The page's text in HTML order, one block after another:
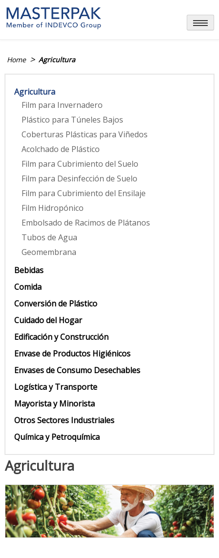
Skip
to
content
Home > Agricultura
Agricultura
Film para Invernadero
Plástico para Túneles Bajos
Coberturas Plásticas para Viñedos
Acolchado de Plástico
Film para Cubrimiento del Suelo
Film para Desinfección de Suelo
Film para Cubrimiento del Ensilaje
Film Hidropónico
Embolsado de Racimos de Plátanos
Tubos de Agua
Geomembrana
Bebidas
Comida
Conversión de Plástico
Cuidado del Hogar
Edificación y Construcción
Envase de Productos Higiénicos
Envases de Consumo Desechables
Logística y Transporte
Mayorista y Minorista
Otros Sectores Industriales
Química y Petroquímica
Agricultura